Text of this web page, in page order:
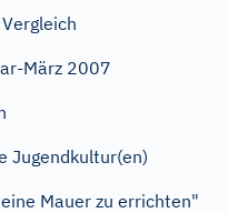
März 2007
Jugendkultur(en)
Mauer zu errichten"